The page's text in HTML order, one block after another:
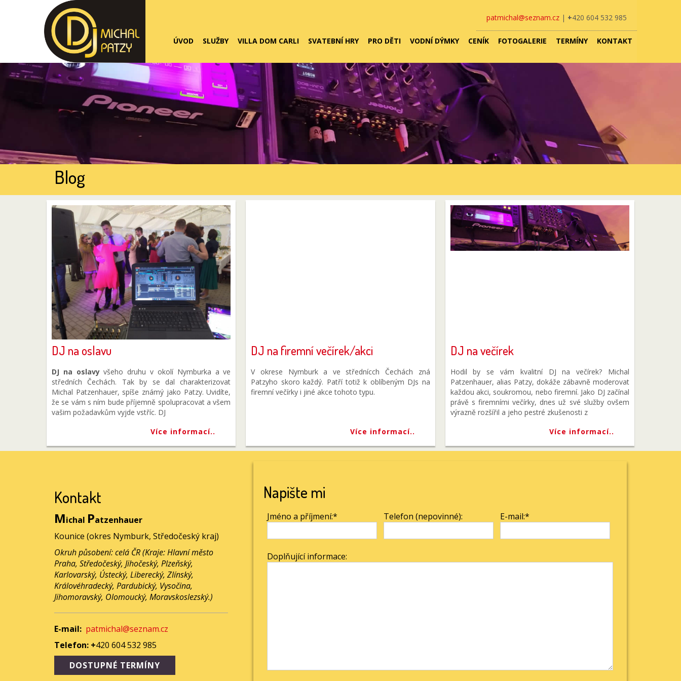
patmichal@seznam.cz | +420 604 532 985
ÚVOD SLUŽBY VILLA DOM CARLI SVATEBNÍ HRY PRO DĚTI VODNÍ DÝMKY CENÍK FOTOGALERIE TERMÍNY KONTAKT
Blog
DJ na oslavu
DJ na oslavyvšeho druhu v okolí Nymburka a ve
středních Čechách. Tak by se dal charakterizovat
Michal Patzenhauer, spíše známý jako Patzy. Uvidíte,
že se vám s ním bude příjemně spolupracovat a všem
vašim požadavkům vyjde vstříc. DJ
Více informací..
DJ na firemní večírek/akci
V okrese Nymburk a ve střednícch Čechách zná
Patzyho skoro každý. Patří totiž k oblíbeným DJs na
firemní večírky i jiné akce tohoto typu.
Více informací..
DJ na večírek
Hodil by se vám kvalitní DJ na večírek? Michal
Patzenhauer, alias Patzy, dokáže zábavně moderovat
každou akci, soukromou, nebo firemní. Jako DJ začínal
právě s firemními večírky, dnes už své služby ovšem
výrazně rozšířil a jeho pestré zkušenosti z
Více informací..
Kontakt
Michal Patzenhauer
Kounice (okres Nymburk, Středočeský kraj)
Okruh působení: celá ČR (Kraje: Hlavní město
Praha, Středočeský, Jihočeský, Plzeňský,
Karlovarský, Ústecký, Liberecký, Zlínský,
Královéhradecký, Pardubický, Vysočina,
Jihomoravský, Olomoucký, Moravskoslezský.)
E-mail: patmichal@seznam.cz
Telefon: +420 604 532 985
DOSTUPNÉ TERMÍNY
Napište mi
Jméno a příjmení:* Telefon (nepovinné): E-mail:*
Doplňující informace: